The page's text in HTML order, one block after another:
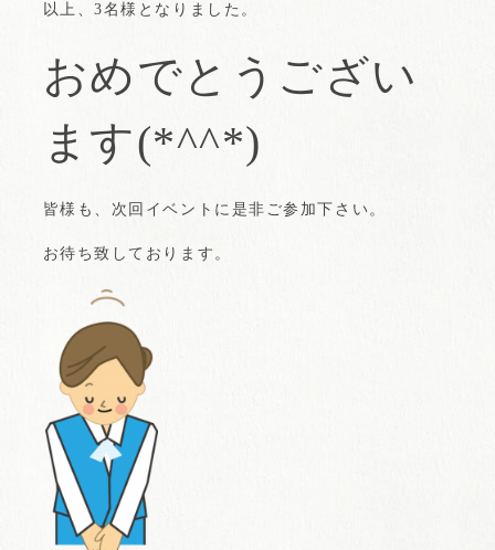
以上、3名様となりました。
おめでとうござい
ます(*^^*)
皆様も、次回イベントに是非ご参加下さい。
お待ち致しております。